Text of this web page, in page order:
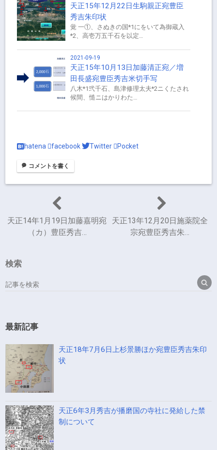
天正15年12月22日生駒親正宛豊臣
秀吉朱印状
覚 一①、さぬきの国*1にをいて為御蔵入
*2、高壱万五千石を以定…
2021-09-19
天正15年10月13日加藤清正宛／増
田長盛宛豊臣秀吉米切手写
八木*1弐千石、島津修理太夫*2ニくたされ
候間、慥ニはかりわた…
hatena facebook Twitter Pocket
コメントを書く
天正14年1月19日加藤嘉明宛
（カ）豊臣秀吉…
天正13年12月20日施薬院全
宗宛豊臣秀吉朱…
検索
最新記事
天正18年7月6日上杉景勝ほか宛豊臣秀吉朱印
状
天正6年3月秀吉が播磨国の寺社に発給した禁
制について